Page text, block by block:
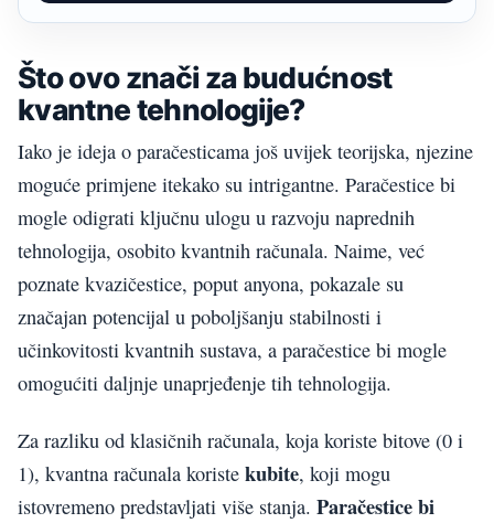
Što ovo znači za budućnost
kvantne tehnologije?
Iako je ideja o paračesticama još uvijek teorijska, njezine
moguće primjene itekako su intrigantne. Paračestice bi
mogle odigrati ključnu ulogu u razvoju naprednih
tehnologija, osobito kvantnih računala. Naime, već
poznate kvazičestice, poput anyona, pokazale su
značajan potencijal u poboljšanju stabilnosti i
učinkovitosti kvantnih sustava, a paračestice bi mogle
omogućiti daljnje unaprjeđenje tih tehnologija.
Za razliku od klasičnih računala, koja koriste bitove (0 i
1), kvantna računala koriste kubite, koji mogu
istovremeno predstavljati više stanja. Paračestice bi